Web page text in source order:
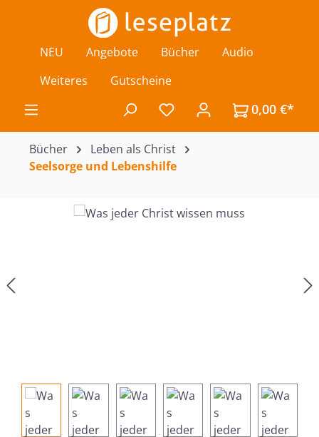
Zum Hauptinhalt springen
NEU Angebote Bücher
Audio
Weiteres
Gutscheine
Du hast 0 Produkte auf
0,00 €*
Bücher
Leben als Christ
Seelsorge und Lebenshilfe
Bildergalerie überspringen